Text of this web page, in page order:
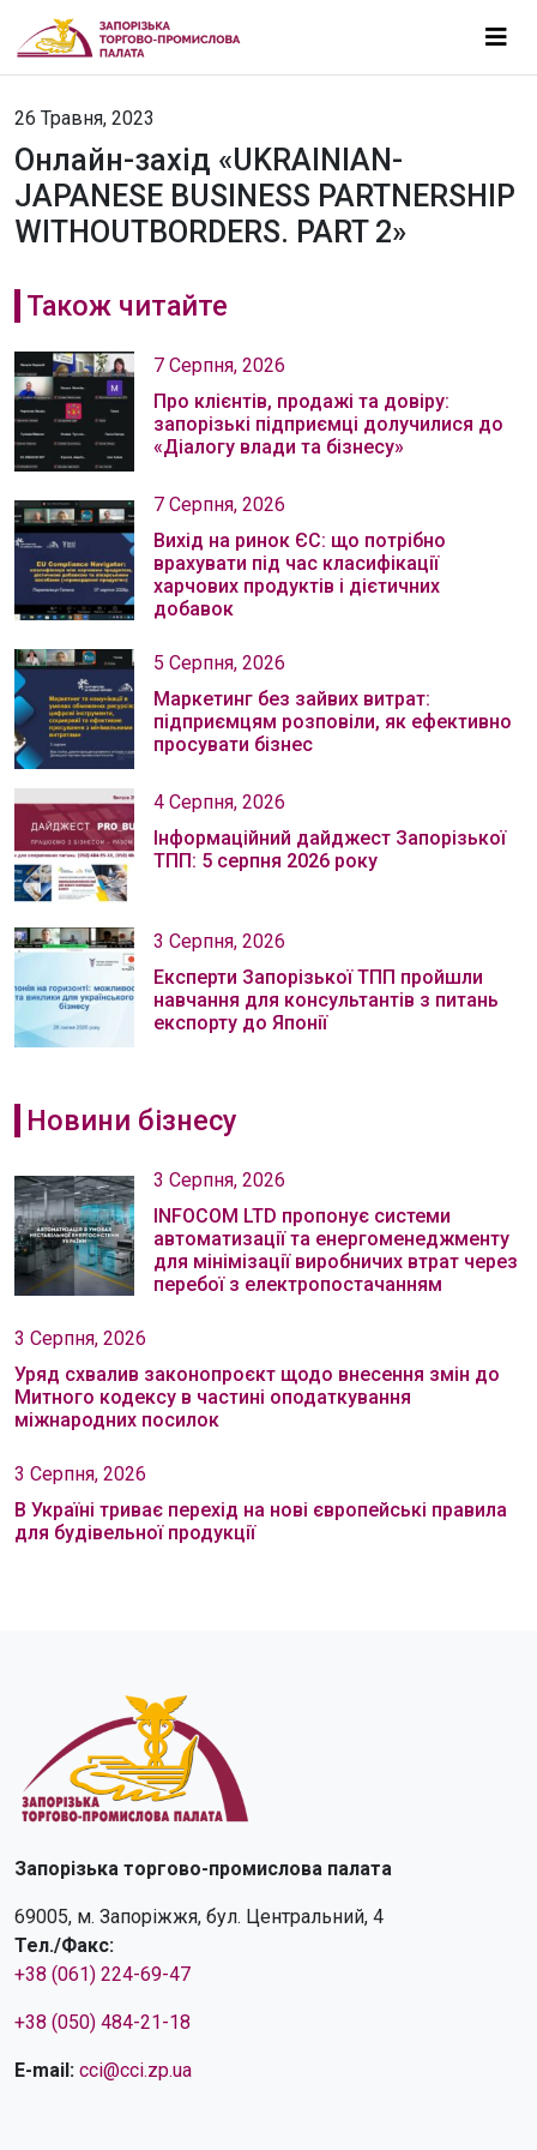
26 Травня, 2023
Онлайн-захід «UKRAINIAN-
JAPANESE BUSINESS PARTNERSHIP
WITHOUTBORDERS. PART 2»
Також читайте
7 Серпня, 2026
Про клієнтів, продажі та довіру:
запорізькі підприємці долучилися до
«Діалогу влади та бізнесу»
7 Серпня, 2026
Вихід на ринок ЄС: що потрібно
врахувати під час класифікації
харчових продуктів і дієтичних
добавок
5 Серпня, 2026
Маркетинг без зайвих витрат:
підприємцям розповіли, як ефективно
просувати бізнес
4 Серпня, 2026
Інформаційний дайджест Запорізької
ТПП: 5 серпня 2026 року
3 Серпня, 2026
Експерти Запорізької ТПП пройшли
навчання для консультантів з питань
експорту до Японії
Новини бізнесу
3 Серпня, 2026
INFOCOM LTD пропонує системи
автоматизації та енергоменеджменту
для мінімізації виробничих втрат через
перебої з електропостачанням
3 Серпня, 2026
Уряд схвалив законопроєкт щодо внесення змін до
Митного кодексу в частині оподаткування
міжнародних посилок
3 Серпня, 2026
В Україні триває перехід на нові європейські правила
для будівельної продукції
Запорізька торгово-промислова палата
69005, м. Запоріжжя, бул. Центральний, 4
Тел./Факс:
+38 (061) 224-69-47
+38 (050) 484-21-18
E-mail: cci@cci.zp.ua